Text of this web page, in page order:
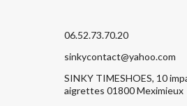
06.52.73.70.20
sinkycontact@yahoo.com
SINKY TIMESHOES, 10
aigrettes 01800 Meximieux